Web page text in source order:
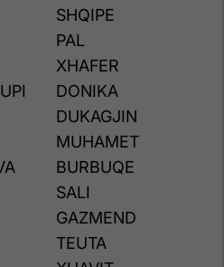
SHQIPE
PAL
XHAFER
DONIKA
DUKAGJIN
MUHAMET
BURBUQE
SALI
GAZMEND
TEUTA